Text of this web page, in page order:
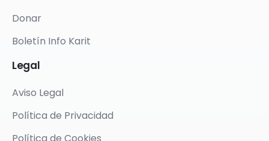
Donar
Boletín Info Karit
Legal
Aviso Legal
Política de Privacidad
Política de Cookies